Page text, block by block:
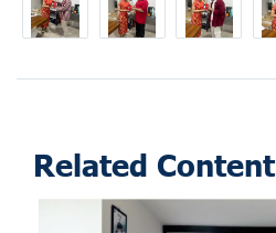
Related Content